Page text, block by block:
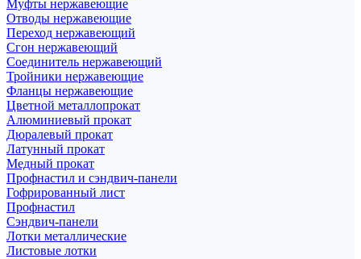
Муфты нержавеющие
Отводы нержавеющие
Переход нержавеющий
Сгон нержавеющий
Соединитель нержавеющий
Тройники нержавеющие
Фланцы нержавеющие
Цветной металлопрокат
Алюминиевый прокат
Дюралевый прокат
Латунный прокат
Медный прокат
Профнастил и сэндвич-панели
Гофрированный лист
Профнастил
Сэндвич-панели
Лотки металлические
Листовые лотки